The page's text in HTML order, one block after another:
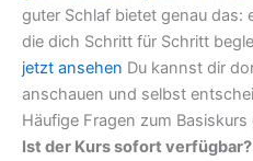
guter Schlaf bietet genau das:
die dich Schritt für Schritt
jetzt ansehen Du kannst dir
anschauen und selbst
Häufige Fragen zum
Ist der Kurs sofort verfügbar?